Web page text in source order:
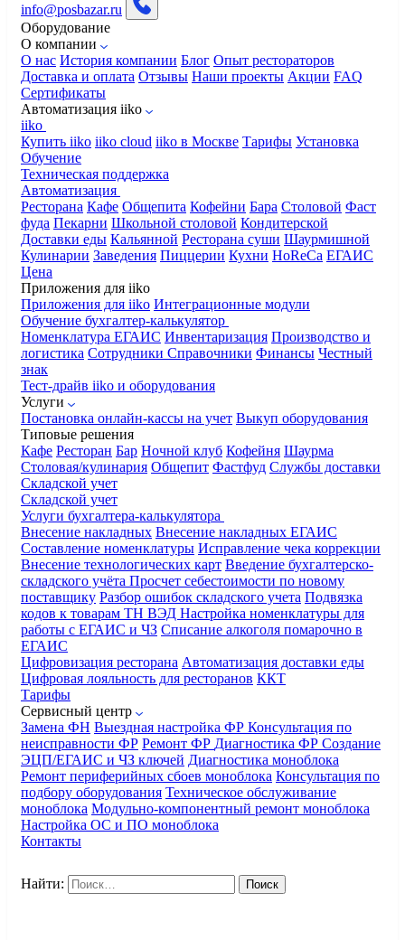
info@posbazar.ru
Оборудование
О компании
О нас История компании Блог Опыт рестораторов
Доставка и оплата Отзывы Наши проекты Акции FAQ
Сертификаты
Автоматизация iiko
iiko
Купить iiko iiko cloud iiko в Москве Тарифы Установка
Обучение
Техническая поддержка
Автоматизация
Ресторана Кафе Общепита Кофейни Бара Столовой Фаст
фуда Пекарни Школьной столовой Кондитерской
Доставки еды Кальянной Ресторана суши Шаурмишной
Кулинарии Заведения Пиццерии Кухни HoReCa ЕГАИС
Цена
Приложения для iiko
Приложения для iiko Интеграционные модули
Обучение бухгалтер-калькулятор
Номенклатура ЕГАИС Инвентаризация Производство и
логистика Сотрудники Справочники Финансы Честный
знак
Тест-драйв iiko и оборудования
Услуги
Постановка онлайн-кассы на учет Выкуп оборудования
Типовые решения
Кафе Ресторан Бар Ночной клуб Кофейня Шаурма
Столовая/кулинария Общепит Фастфуд Службы доставки
Складской учет
Складской учет
Услуги бухгалтера-калькулятора
Внесение накладных Внесение накладных ЕГАИС
Составление номенклатуры Исправление чека коррекции
Внесение технологических карт Введение бухгалтерско-
складского учёта Просчет себестоимости по новому
поставщику Разбор ошибок складского учета Подвязка
кодов к товарам ТН ВЭД Настройка номенклатуры для
работы с ЕГАИС и ЧЗ Списание алкоголя помарочно в
ЕГАИС
Цифровизация ресторана Автоматизация доставки еды
Цифровая лояльность для ресторанов ККТ
Тарифы
Сервисный центр
Замена ФН Выездная настройка ФР Консультация по
неисправности ФР Ремонт ФР Диагностика ФР Создание
ЭЦП/ЕГАИС и ЧЗ ключей Диагностика моноблока
Ремонт периферийных сбоев моноблока Консультация по
подбору оборудования Техническое обслуживание
моноблока Модульно-компонентный ремонт моноблока
Настройка ОС и ПО моноблока
Контакты
Найти: